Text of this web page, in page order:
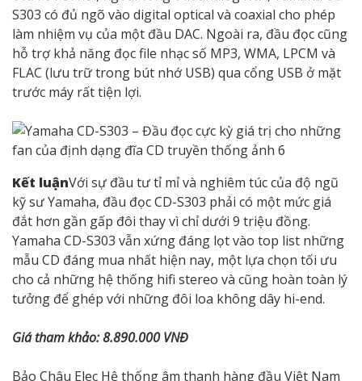
S303 có đủ ngõ vào digital optical và coaxial cho phép
làm nhiệm vụ của một đầu DAC. Ngoài ra, đầu đọc cũng
hỗ trợ khả năng đọc file nhạc số MP3, WMA, LPCM và
FLAC (lưu trữ trong bút nhớ USB) qua cổng USB ở mặt
trước máy rất tiện lợi.
Kết luậnVới sự đầu tư tỉ mỉ và nghiêm túc của độ ngũ
kỹ sư Yamaha, đầu đọc CD-S303 phải có một mức giá
đắt hơn gần gấp đôi thay vì chỉ dưới 9 triệu đồng.
Yamaha CD-S303 vẫn xứng đáng lọt vào top list những
mẫu CD đáng mua nhất hiện nay, một lựa chọn tối ưu
cho cả những hệ thống hifi stereo và cũng hoàn toàn lý
tưởng để ghép với những đôi loa không dây hi-end.
Giá tham khảo: 8.890.000 VNĐ
Bảo Châu Elec Hệ thống âm thanh hàng đầu Việt Nam